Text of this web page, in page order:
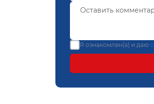
Я ознакомлен(а) и даю